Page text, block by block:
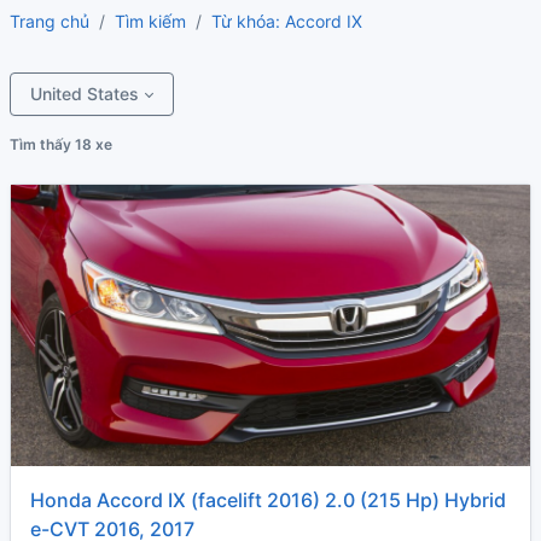
Trang chủ Tìm kiếm Từ khóa: Accord IX
United States
Tìm thấy 18 xe
Honda Accord IX (facelift 2016) 2.0 (215 Hp) Hybrid
e-CVT 2016, 2017